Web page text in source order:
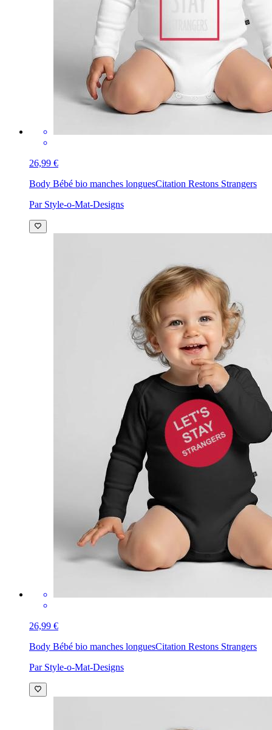
26,99 €
Body Bébé bio manches longuesCitation Restons Strangers
Par Style-o-Mat-Designs
26,99 €
Body Bébé bio manches longuesCitation Restons Strangers
Par Style-o-Mat-Designs